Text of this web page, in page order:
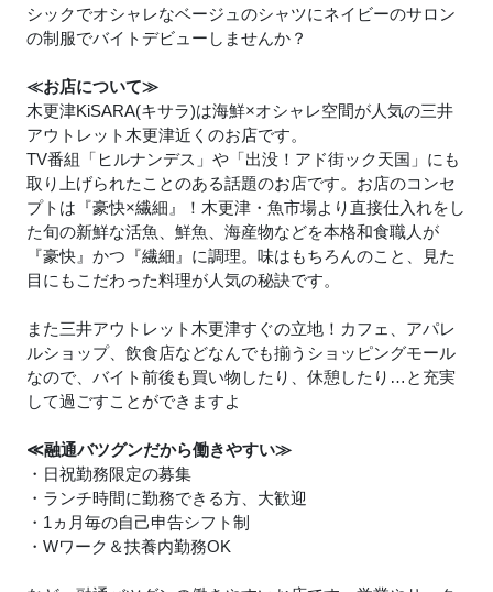
シックでオシャレなベージュのシャツにネイビーのサロン
の制服でバイトデビューしませんか？
≪お店について≫
木更津KiSARA(キサラ)は海鮮×オシャレ空間が人気の三井
アウトレット木更津近くのお店です。
TV番組「ヒルナンデス」や「出没！アド街ック天国」にも
取り上げられたことのある話題のお店です。お店のコンセ
プトは『豪快×繊細』！木更津・魚市場より直接仕入れをし
た旬の新鮮な活魚、鮮魚、海産物などを本格和食職人が
『豪快』かつ『繊細』に調理。味はもちろんのこと、見た
目にもこだわった料理が人気の秘訣です。
また三井アウトレット木更津すぐの立地！カフェ、アパレ
ルショップ、飲食店などなんでも揃うショッピングモール
なので、バイト前後も買い物したり、休憩したり…と充実
して過ごすことができますよ
≪融通バツグンだから働きやすい≫
・日祝勤務限定の募集
・ランチ時間に勤務できる方、大歓迎
・1ヵ月毎の自己申告シフト制
・Wワーク＆扶養内勤務OK